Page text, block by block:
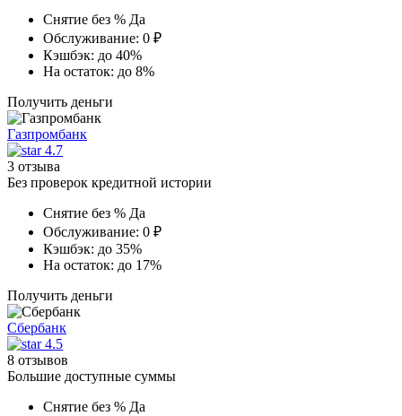
Снятие без % Да
Обслуживание: 0 ₽
Кэшбэк: до 40%
На остаток: до 8%
Получить деньги
Газпромбанк
4.7
3 отзыва
Без проверок кредитной истории
Снятие без % Да
Обслуживание: 0 ₽
Кэшбэк: до 35%
На остаток: до 17%
Получить деньги
Сбербанк
4.5
8 отзывов
Большие доступные суммы
Снятие без % Да